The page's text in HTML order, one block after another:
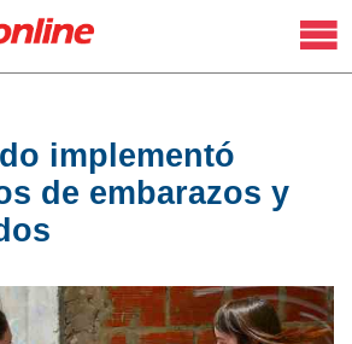
implementó
de embarazos y